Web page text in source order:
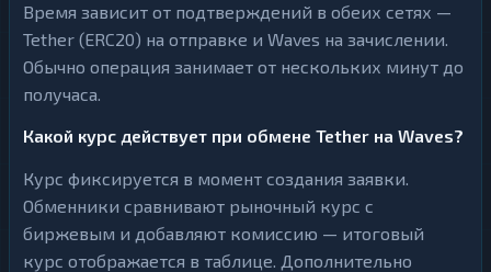
Время зависит от подтверждений в обеих сетях —
Tether (ERC20) на отправке и Waves на зачислении.
Обычно операция занимает от нескольких минут до
получаса.
Какой курс действует при обмене Tether на Waves?
Курс фиксируется в момент создания заявки.
Обменники сравнивают рыночный курс с
биржевым и добавляют комиссию — итоговый
курс отображается в таблице. Дополнительно